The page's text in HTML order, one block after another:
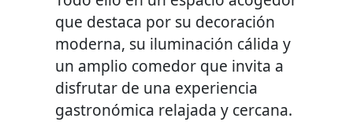
que destaca por su decoración
moderna, su iluminación cálida y
un amplio comedor que invita a
disfrutar de una experiencia
gastronómica relajada y cercana.